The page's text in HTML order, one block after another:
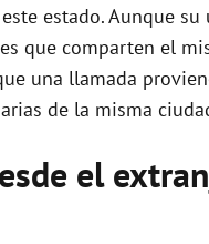
estado. Aunque
que comparten el
una llamada
de la misma
el